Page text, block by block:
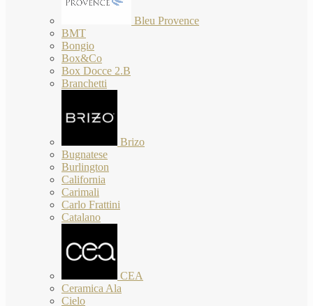
Bleu Provence
BMT
Bongio
Box&Co
Box Docce 2.B
Branchetti
Brizo
Bugnatese
Burlington
California
Carimali
Carlo Frattini
Catalano
CEA
Ceramica Ala
Cielo